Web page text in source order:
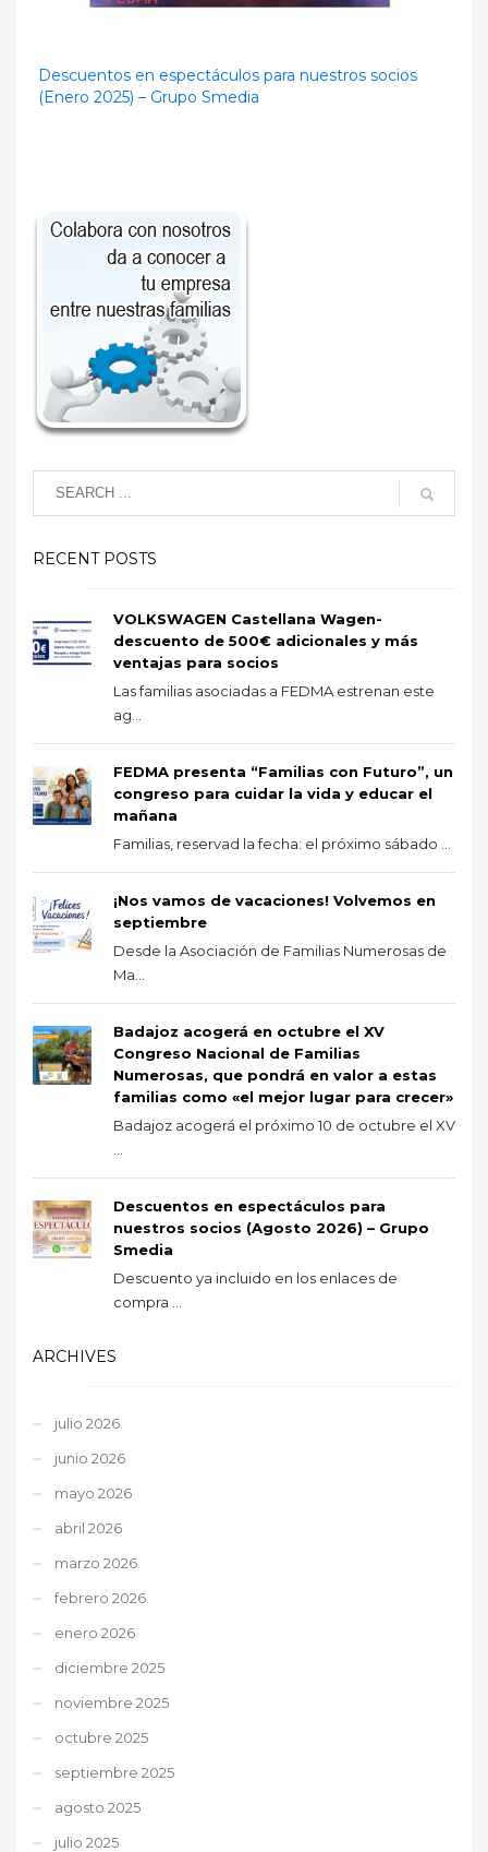
Descuentos en espectáculos para nuestros socios
(Enero 2025) – Grupo Smedia
RECENT POSTS
VOLKSWAGEN Castellana Wagen-
descuento de 500€ adicionales y más
ventajas para socios
Las familias asociadas a FEDMA estrenan este
ag...
FEDMA presenta “Familias con Futuro”, un
congreso para cuidar la vida y educar el
mañana
Familias, reservad la fecha: el próximo sábado ...
¡Nos vamos de vacaciones! Volvemos en
septiembre
Desde la Asociación de Familias Numerosas de
Ma...
Badajoz acogerá en octubre el XV
Congreso Nacional de Familias
Numerosas, que pondrá en valor a estas
familias como «el mejor lugar para crecer»
Badajoz acogerá el próximo 10 de octubre el XV
Descuentos en espectáculos para
nuestros socios (Agosto 2026) – Grupo
Smedia
Descuento ya incluido en los enlaces de
compra ...
ARCHIVES
julio 2026
junio 2026
mayo 2026
abril 2026
marzo 2026
febrero 2026
enero 2026
diciembre 2025
noviembre 2025
octubre 2025
septiembre 2025
agosto 2025
julio 2025